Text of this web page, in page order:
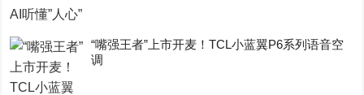
“嘴强王者”上市开麦！TCL小蓝翼P6系列语音空
调